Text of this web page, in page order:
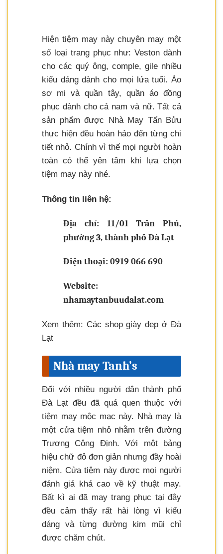
Hiện tiệm may này chuyên may một
số loại trang phục như: Veston dành
cho các quý ông, comple, gile nhiều
kiểu dáng dành cho mọi lứa tuổi. Áo
sơ mi và quần tây, quần áo đồng
phục dành cho cả nam và nữ. Tất cả
sản phẩm được Nhà May Tấn Bửu
thực hiện đều hoàn hảo đến từng chi
tiết nhỏ. Chính vì thế mọi người hoàn
toàn có thể yên tâm khi lựa chọn
tiệm may này nhé.
Thông tin liên hệ:
Địa chỉ: 11/01 Trần Phú,
phường 3, thành phố Đà Lạt
Điện thoại: 0919 066 690
Website:
nhamaytanbuudalat.com
Xem thêm: Các shop giày đẹp ở Đà
Lạt
Nhà may Tanh’s
Đối với nhiều người dân thành phố
Đà Lạt đều đã quá quen thuộc với
tiệm may mộc mạc này. Nhà may là
một cửa tiệm nhỏ nhằm trên đường
Trương Công Định. Với một bảng
hiệu chữ đỏ đơn giản nhưng đầy hoài
niệm. Cửa tiệm này được mọi người
đánh giá khá cao về kỹ thuật may.
Bất kì ai đã may trang phục tại đây
đều cảm thấy rất hài lòng vì kiểu
dáng và từng đường kim mũi chỉ
được chăm chút.